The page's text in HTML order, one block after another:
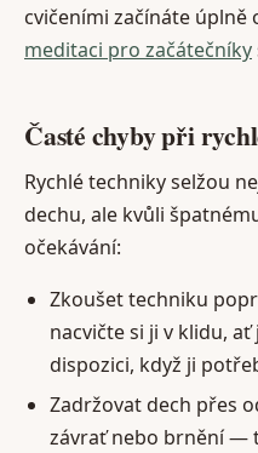
cvičeními začínáte úplně
meditaci pro začátečníky
Časté chyby při
Rychlé techniky selžou
dechu, ale kvůli
očekávání:
Zkoušet techniku
nacvičte si ji v klidu,
dispozici, když ji
Zadržovat dech přes
závrať nebo brnění —